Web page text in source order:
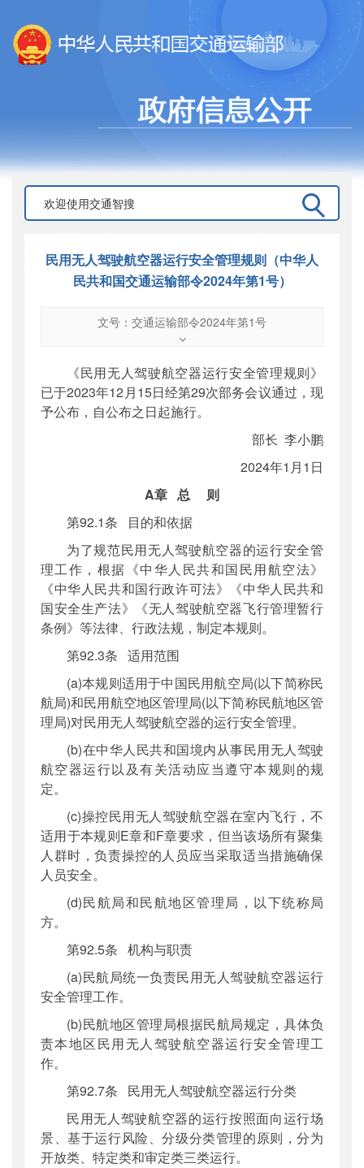
民用无人驾驶航空器运行安全管理规则（中华人
民共和国交通运输部令2024年第1号）
文号：交通运输部令2024年第1号
交通运输部令2024年第1号
公开日期：2024年01月03日
主题词：
民用;无人驾驶航空器;运行安全
《民用无人驾驶航空器运行安全管理规则》
已于2023年12月15日经第29次部务会议通过，现
予公布，自公布之日起施行。
部长 李小鹏
2024年1月1日
A章 总 则
第92.1条 目的和依据
为了规范民用无人驾驶航空器的运行安全管
理工作，根据《中华人民共和国民用航空法》
《中华人民共和国行政许可法》《中华人民共和
国安全生产法》《无人驾驶航空器飞行管理暂行
条例》等法律、行政法规，制定本规则。
第92.3条 适用范围
(a)本规则适用于中国民用航空局(以下简称民
航局)和民用航空地区管理局(以下简称民航地区管
理局)对民用无人驾驶航空器的运行安全管理。
(b)在中华人民共和国境内从事民用无人驾驶
航空器运行以及有关活动应当遵守本规则的规
定。
(c)操控民用无人驾驶航空器在室内飞行，不
适用于本规则E章和F章要求，但当该场所有聚集
人群时，负责操控的人员应当采取适当措施确保
人员安全。
(d)民航局和民航地区管理局，以下统称局
方。
第92.5条 机构与职责
(a)民航局统一负责民用无人驾驶航空器运行
安全管理工作。
(b)民航地区管理局根据民航局规定，具体负
责本地区民用无人驾驶航空器运行安全管理工
作。
第92.7条 民用无人驾驶航空器运行分类
民用无人驾驶航空器的运行按照面向运行场
景、基于运行风险、分级分类管理的原则，分为
开放类、特定类和审定类三类运行。